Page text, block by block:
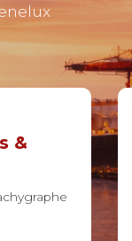
réguliers Benelux
&